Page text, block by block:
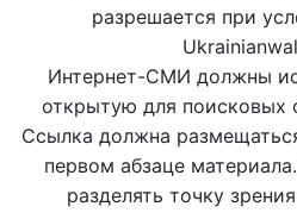
разрешается при
Интернет-СМИ должны
открытую для поисковых
Ссылка должна
первом абзаце
разделять точку